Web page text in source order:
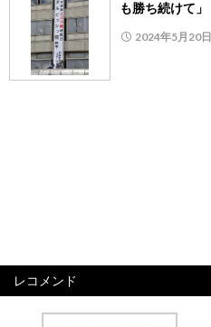
も勝ち続けて」
2024年5月20日
レコメンド